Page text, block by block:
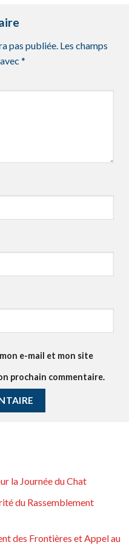
pas publiée. Les champs
*
e-mail et mon site
prochain commentaire.
la Journée du Chat
du Rassemblement
des Frontières et Appel au